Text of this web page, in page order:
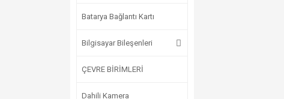
Batarya Bağlantı Kartı
Bilgisayar Bileşenleri
ÇEVRE BİRİMLERİ
Dahili Kamera